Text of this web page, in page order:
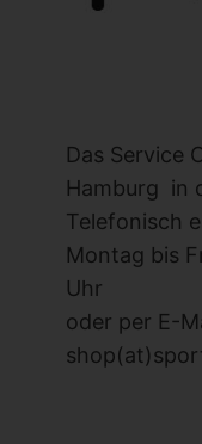
Das Service
Hamburg in
Telefonisch
Montag bis
Uhr
oder per E-